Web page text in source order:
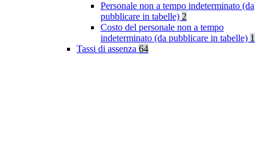
Personale non a tempo indeterminato (da
pubblicare in tabelle) 2
Costo del personale non a tempo
indeterminato (da pubblicare in tabelle) 1
Tassi di assenza 64